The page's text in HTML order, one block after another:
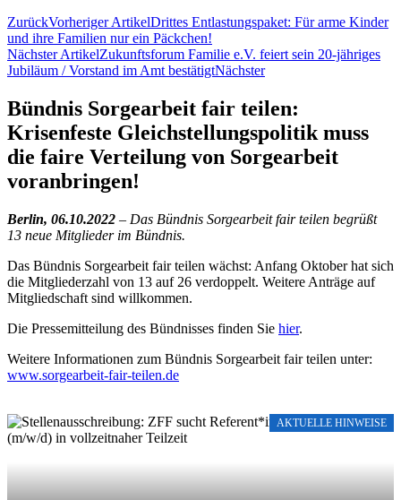
ZurückVorheriger ArtikelDrittes Entlastungspaket: Für arme Kinder
und ihre Familien nur ein Päckchen!
Nächster ArtikelZukunftsforum Familie e.V. feiert sein 20-jähriges
Jubiläum / Vorstand im Amt bestätigtNächster
Bündnis Sorgearbeit fair teilen:
Krisenfeste Gleichstellungspolitik muss
die faire Verteilung von Sorgearbeit
voranbringen!
Berlin, 06.10.2022 – Das Bündnis Sorgearbeit fair teilen begrüßt
13 neue Mitglieder im Bündnis.
Das Bündnis Sorgearbeit fair teilen wächst: Anfang Oktober hat sich
die Mitgliederzahl von 13 auf 26 verdoppelt. Weitere Anträge auf
Mitgliedschaft sind willkommen.
Die Pressemitteilung des Bündnisses finden Sie hier.
Weitere Informationen zum Bündnis Sorgearbeit fair teilen unter:
www.sorgearbeit-fair-teilen.de
AKTUELLE HINWEISE